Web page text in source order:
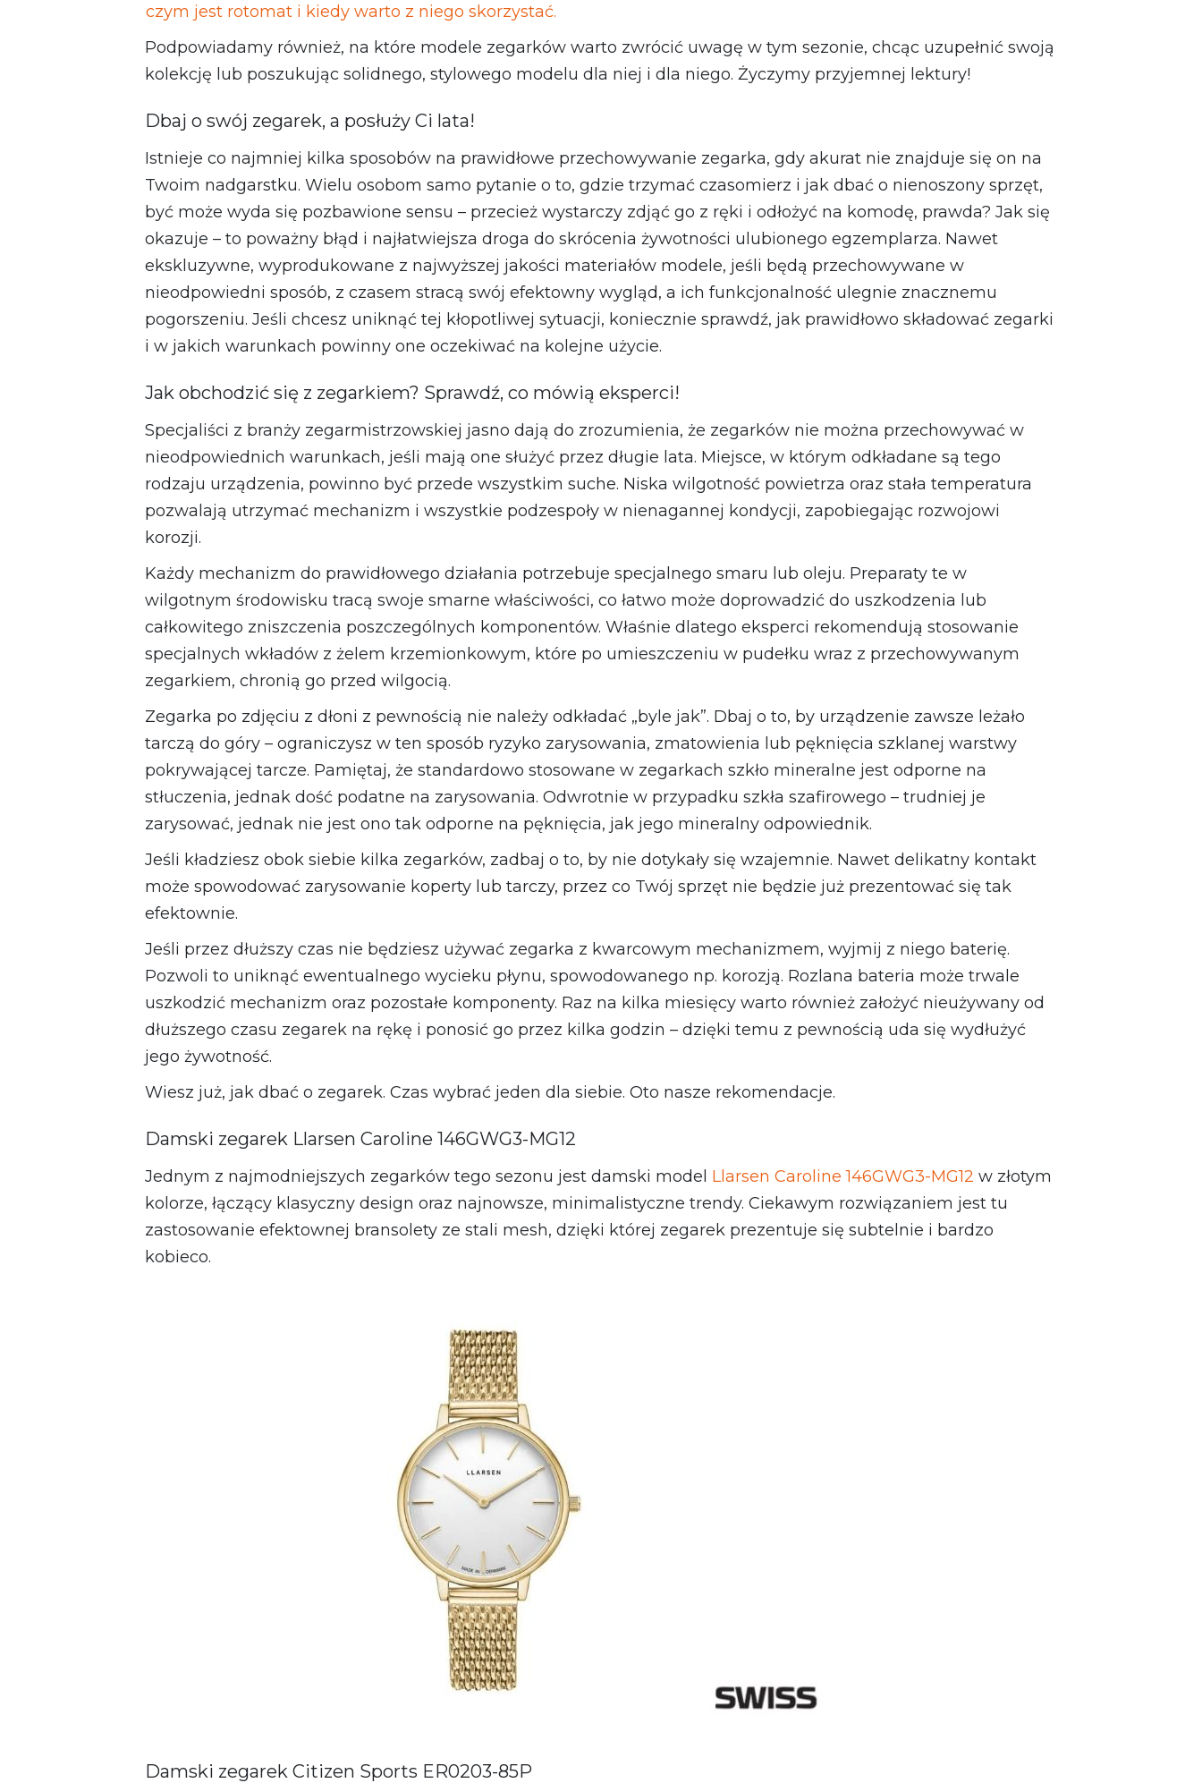
czym jest rotomat i kiedy warto z niego skorzystać.
Podpowiadamy również, na które modele zegarków warto zwrócić uwagę w tym sezonie, chcąc uzupełnić swoją
kolekcję lub poszukując solidnego, stylowego modelu dla niej i dla niego. Życzymy przyjemnej lektury!
Dbaj o swój zegarek, a posłuży Ci lata!
Istnieje co najmniej kilka sposobów na prawidłowe przechowywanie zegarka, gdy akurat nie znajduje się on na
Twoim nadgarstku. Wielu osobom samo pytanie o to, gdzie trzymać czasomierz i jak dbać o nienoszony sprzęt,
być może wyda się pozbawione sensu – przecież wystarczy zdjąć go z ręki i odłożyć na komodę, prawda? Jak się
okazuje – to poważny błąd i najłatwiejsza droga do skrócenia żywotności ulubionego egzemplarza. Nawet
ekskluzywne, wyprodukowane z najwyższej jakości materiałów modele, jeśli będą przechowywane w
nieodpowiedni sposób, z czasem stracą swój efektowny wygląd, a ich funkcjonalność ulegnie znacznemu
pogorszeniu. Jeśli chcesz uniknąć tej kłopotliwej sytuacji, koniecznie sprawdź, jak prawidłowo składować zegarki
i w jakich warunkach powinny one oczekiwać na kolejne użycie.
Jak obchodzić się z zegarkiem? Sprawdź, co mówią eksperci!
Specjaliści z branży zegarmistrzowskiej jasno dają do zrozumienia, że zegarków nie można przechowywać w
nieodpowiednich warunkach, jeśli mają one służyć przez długie lata. Miejsce, w którym odkładane są tego
rodzaju urządzenia, powinno być przede wszystkim suche. Niska wilgotność powietrza oraz stała temperatura
pozwalają utrzymać mechanizm i wszystkie podzespoły w nienagannej kondycji, zapobiegając rozwojowi
korozji.
Każdy mechanizm do prawidłowego działania potrzebuje specjalnego smaru lub oleju. Preparaty te w
wilgotnym środowisku tracą swoje smarne właściwości, co łatwo może doprowadzić do uszkodzenia lub
całkowitego zniszczenia poszczególnych komponentów. Właśnie dlatego eksperci rekomendują stosowanie
specjalnych wkładów z żelem krzemionkowym, które po umieszczeniu w pudełku wraz z przechowywanym
zegarkiem, chronią go przed wilgocią.
Zegarka po zdjęciu z dłoni z pewnością nie należy odkładać „byle jak”. Dbaj o to, by urządzenie zawsze leżało
tarczą do góry – ograniczysz w ten sposób ryzyko zarysowania, zmatowienia lub pęknięcia szklanej warstwy
pokrywającej tarcze. Pamiętaj, że standardowo stosowane w zegarkach szkło mineralne jest odporne na
stłuczenia, jednak dość podatne na zarysowania. Odwrotnie w przypadku szkła szafirowego – trudniej je
zarysować, jednak nie jest ono tak odporne na pęknięcia, jak jego mineralny odpowiednik.
Jeśli kładziesz obok siebie kilka zegarków, zadbaj o to, by nie dotykały się wzajemnie. Nawet delikatny kontakt
może spowodować zarysowanie koperty lub tarczy, przez co Twój sprzęt nie będzie już prezentować się tak
efektownie.
Jeśli przez dłuższy czas nie będziesz używać zegarka z kwarcowym mechanizmem, wyjmij z niego baterię.
Pozwoli to uniknąć ewentualnego wycieku płynu, spowodowanego np. korozją. Rozlana bateria może trwale
uszkodzić mechanizm oraz pozostałe komponenty. Raz na kilka miesięcy warto również założyć nieużywany od
dłuższego czasu zegarek na rękę i ponosić go przez kilka godzin – dzięki temu z pewnością uda się wydłużyć
jego żywotność.
Wiesz już, jak dbać o zegarek. Czas wybrać jeden dla siebie. Oto nasze rekomendacje.
Damski zegarek Llarsen Caroline 146GWG3-MG12
Jednym z najmodniejszych zegarków tego sezonu jest damski model Llarsen Caroline 146GWG3-MG12 w złotym
kolorze, łączący klasyczny design oraz najnowsze, minimalistyczne trendy. Ciekawym rozwiązaniem jest tu
zastosowanie efektownej bransolety ze stali mesh, dzięki której zegarek prezentuje się subtelnie i bardzo
kobieco.
Damski zegarek Citizen Sports ER0203-85P